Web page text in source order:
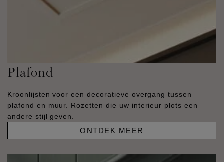
Plafond
Kroonlijsten voor een decoratieve overgang tussen
plafond en muur. Rozetten die uw interieur plots een
andere stijl geven.
ONTDEK MEER